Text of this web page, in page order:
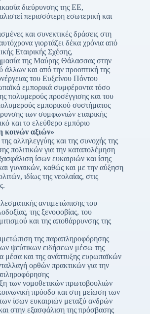
διεύρυνσης της ΕΕ,
περισσότερη εσωτερική και
και συνεκτικές δράσεις στη
γιορτάζει δέκα χρόνια από
Εταιρικής Σχέσης,
της Μαύρης Θάλασσας στην
άλλων και από την προοπτική της
του Ευξείνου Πόντου
εμπορικά συμφέροντα τόσο
πολυμερούς προσέγγισης και του
εμπορικού συστήματος
των συμφωνιών εταιρικής
και το ελεύθερο εμπόριο
αξιών»
αλληλεγγύης και της συνοχής της
πολιτικών για την καταπολέμηση
ίσων ευκαιριών και ίσης
γυναικών, καθώς και με την αύξηση
ιδίως της νεολαίας, στις
αντιμετώπισης του
της ξενοφοβίας, του
και της αποθάρρυνσης της
της παραπληροφόρησης
ψεύτικων ειδήσεων μέσω της
μέσα και της ανάπτυξης ευρωπαϊκών
ορθών πρακτικών για την
των νομοθετικών πρωτοβουλιών
πρόοδο και στη μείωση των
ίσων ευκαιριών μεταξύ ανδρών
στην εξασφάλιση της πρόσβασης